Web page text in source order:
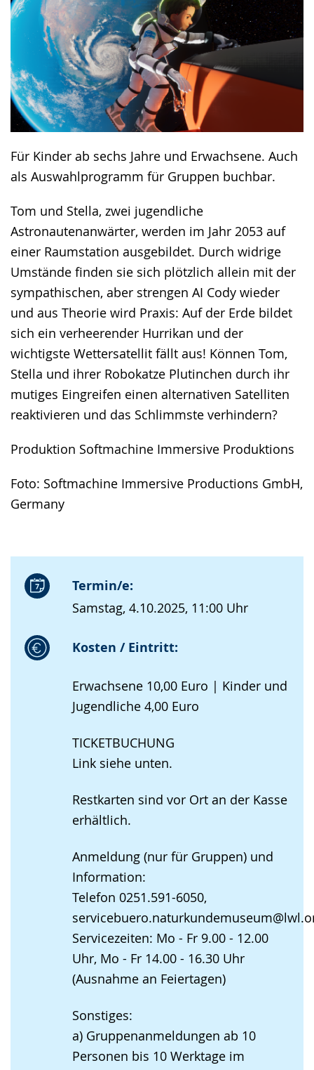
Für Kinder ab sechs Jahre und Erwachsene. Auch
als Auswahlprogramm für Gruppen buchbar.
Tom und Stella, zwei jugendliche
Astronautenanwärter, werden im Jahr 2053 auf
einer Raumstation ausgebildet. Durch widrige
Umstände finden sie sich plötzlich allein mit der
sympathischen, aber strengen AI Cody wieder
und aus Theorie wird Praxis: Auf der Erde bildet
sich ein verheerender Hurrikan und der
wichtigste Wettersatellit fällt aus! Können Tom,
Stella und ihrer Robokatze Plutinchen durch ihr
mutiges Eingreifen einen alternativen Satelliten
reaktivieren und das Schlimmste verhindern?
Produktion Softmachine Immersive Produktions
Foto: Softmachine Immersive Productions GmbH,
Germany
Termin/e:
Samstag, 4.10.2025, 11:00 Uhr
Kosten / Eintritt:
Erwachsene 10,00 Euro | Kinder und
Jugendliche 4,00 Euro
TICKETBUCHUNG
Link siehe unten.
Restkarten sind vor Ort an der Kasse
erhältlich.
Anmeldung (nur für Gruppen) und
Information:
Telefon 0251.591-6050,
Servicezeiten: Mo - Fr 9.00 - 12.00
Uhr, Mo - Fr 14.00 - 16.30 Uhr
(Ausnahme an Feiertagen)
Sonstiges:
a) Gruppenanmeldungen ab 10
Personen bis 10 Werktage im